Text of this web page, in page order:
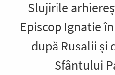
Slujirile
Episcop Ignatie
după Rusalii și
Sfântului